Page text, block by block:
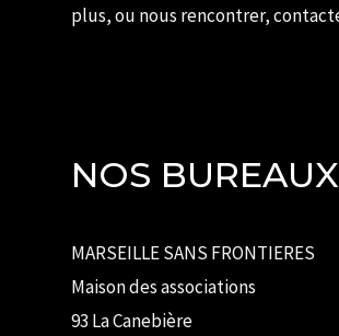
plus, ou nous rencontrer,
NOS BUREAUX
MARSEILLE SANS FRONTIERES
Maison des associations
93 La Canebière